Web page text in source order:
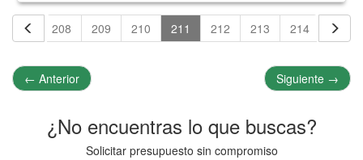
207 208 209 210 211 212 213 214 215
← Anterior Siguiente →
¿No encuentras lo que buscas?
Solicitar presupuesto sin compromiso